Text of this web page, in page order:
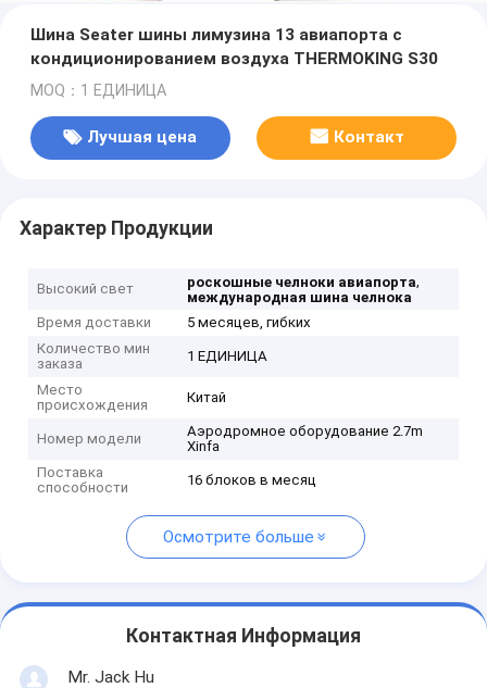
Шина Seater шины лимузина 13 авиапорта с
кондиционированием воздуха THERMOKING S30
MOQ：1 ЕДИНИЦА
Лучшая цена Контакт
Характер Продукции
Высокий свет роскошные челноки авиапорта,
международная шина челнока
Время доставки
5 месяцев, гибких
Количество мин
заказа
1 ЕДИНИЦА
Место
происхождения
Китай
Номер модели
Аэродромное оборудование 2.7m
Xinfa
Поставка
способности
16 блоков в месяц
Осмотрите больше
Контактная Информация
Mr. Jack Hu